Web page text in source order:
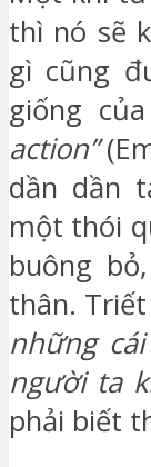
thì nó sẽ
gì cũng
giống
action”
dần dần
một thói
buông
thân.
những
người ta
phải biết